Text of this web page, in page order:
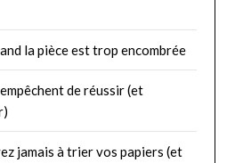
la pièce est trop encombrée
de réussir (et
jamais à trier vos papiers (et